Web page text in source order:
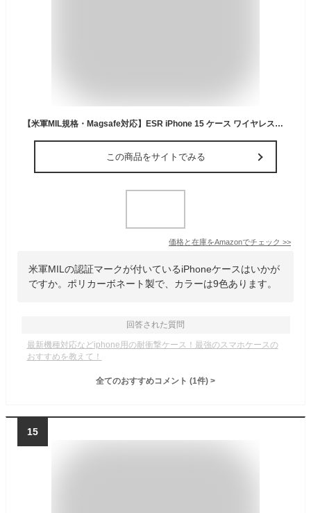
【米軍MIL規格・Magsafe対応】ESR iPhone 15 ケース ワイヤレス充電対応 耐衝撃 iPhone15 ケース 傷防止 黄ばみなし アイフォン15 ケース 対応 磁気 スマホケース Classicシリーズ クリア_ブラック
この商品をサイトでみる
価格と在庫をAmazonでチェック >>
米軍MILの認証マークが付いているiPhoneケースはいかが
ですか。ポリカーボネート製で、カラーは9色あります。
回答された質問
最新機種対応などiphone用の耐衝撃ケース！最強のスマホケースの
おすすめを教えて！
全てのおすすめコメント (1件) >
15